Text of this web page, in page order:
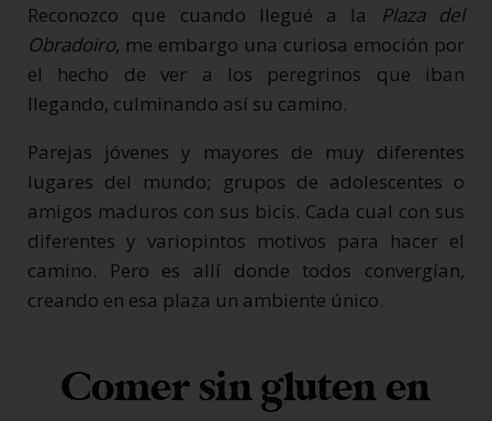
Reconozco que cuando llegué a la Plaza del
Obradoiro, me embargo una curiosa emoción por
el hecho de ver a los peregrinos que iban
llegando, culminando así su camino.
Parejas jóvenes y mayores de muy diferentes
lugares del mundo; grupos de adolescentes o
amigos maduros con sus bicis. Cada cual con sus
diferentes y variopintos motivos para hacer el
camino. Pero es allí donde todos convergían,
creando en esa plaza un ambiente único.
Comer sin gluten en